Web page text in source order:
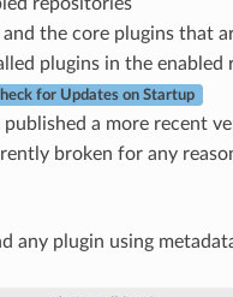
the core plugins that
plugins in the enabled
for Updates on Startup
a more recent
broken for any
any plugin using